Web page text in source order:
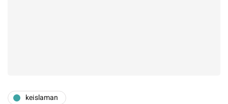
keislaman